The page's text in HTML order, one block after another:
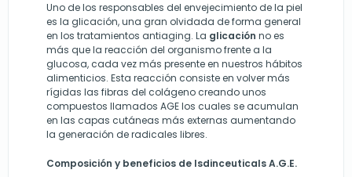
Uno de los responsables del envejecimiento de la piel
es la glicación, una gran olvidada de forma general
en los tratamientos antiaging. La glicación no es
más que la reacción del organismo frente a la
glucosa, cada vez más presente en nuestros hábitos
alimenticios. Esta reacción consiste en volver más
rígidas las fibras del colágeno creando unos
compuestos llamados AGE los cuales se acumulan
en las capas cutáneas más externas aumentando
la generación de radicales libres.
Composición y beneficios de Isdinceuticals A.G.E.